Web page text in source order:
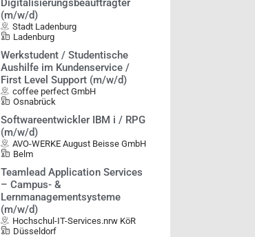
Digitalisierungsbeauftragter
(m/w/d)
Stadt Ladenburg
Ladenburg
Werkstudent / Studentische
Aushilfe im Kundenservice /
First Level Support (m/w/d)
coffee perfect GmbH
Osnabrück
Softwareentwickler IBM i / RPG
(m/w/d)
AVO-WERKE August Beisse GmbH
Belm
Teamlead Application Services
– Campus- &
Lernmanagementsysteme
(m/w/d)
Hochschul-IT-Services.nrw KöR
Düsseldorf